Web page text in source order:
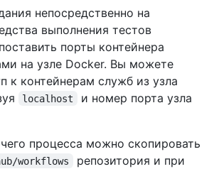
непосредственно на
выполнения тестов
порты контейнера
на узле Docker. Вы можете
к контейнерам служб из узла
localhost
и номер порта узла
процесса можно скопировать
workflows
репозитория и при